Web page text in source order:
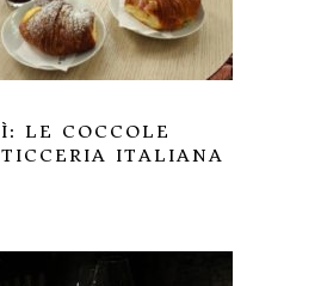
LE COCCOLE
ITALIANA